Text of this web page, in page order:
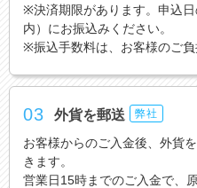
※決済期限があります。申込
内）にお振込みください。
※振込手数料は、お客様のご負
03 外貨を郵送 弊社
お客様からのご入金後、外貨
きます。
営業日15時までのご入金で、